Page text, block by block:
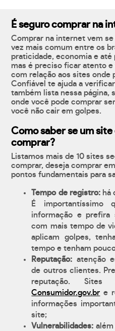
É seguro comprar na
Comprar na internet vem
vez mais comum entre os
praticidade, economia e até
mas é preciso ficar atento
com relação aos sites onde
Confiável te ajuda a
também lista nessa página,
onde você pode comprar
você não cair em golpes.
Como saber se um
comprar?
Listamos mais de 10 sites
comprar, deseja comprar
pontos fundamentais para
Tempo de registro:há
É importantíssimo
informação e prefira
com mais tempo de
aplicam golpes,
tempo e tenham
Reputação: atenção
de outros clientes.
reputação.
Consumidor.gov.br e
informações
site;
Vulnerabilidades: